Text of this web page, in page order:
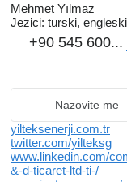
Mehmet Yılmaz
Jezici: turski, engleski
+90 545 600...
Nazovite me
yilteksenerji.com.tr
twitter.com/yilteksg
www.linkedin.com/
&-d-ticaret-ltd-ti-/